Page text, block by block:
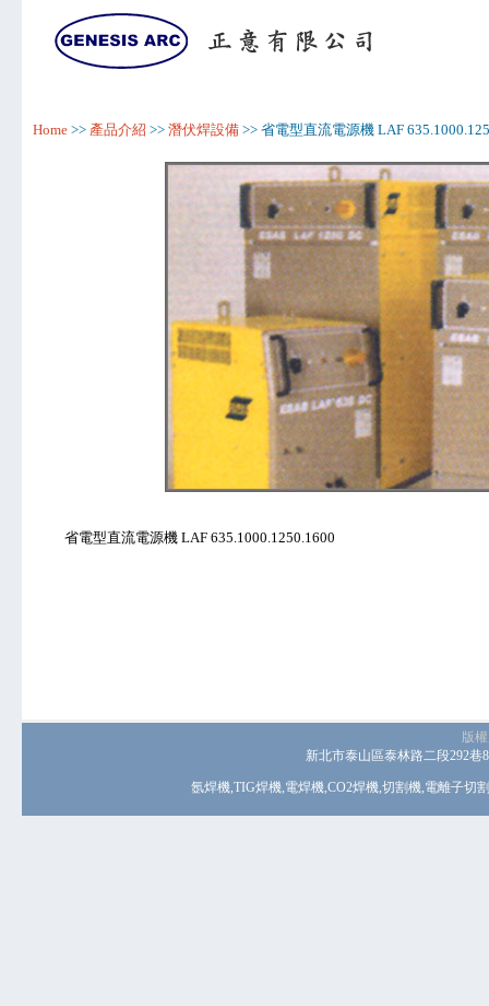
Home >> 產品介紹 >> 潛伏焊設備 >> 省電型直流電源機 LAF
省電型直流電源機 LAF 635.1000.1250.1600
版
新北市泰山區泰林路二段292
氬焊機,TIG焊機,電焊機,CO2焊機,切割機,電離子切